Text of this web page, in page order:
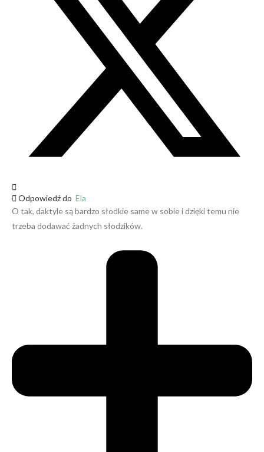
Odpowiedź do Ela
O tak, daktyle są bardzo słodkie same w sobie i dzięki temu nie
trzeba dodawać żadnych słodzików.